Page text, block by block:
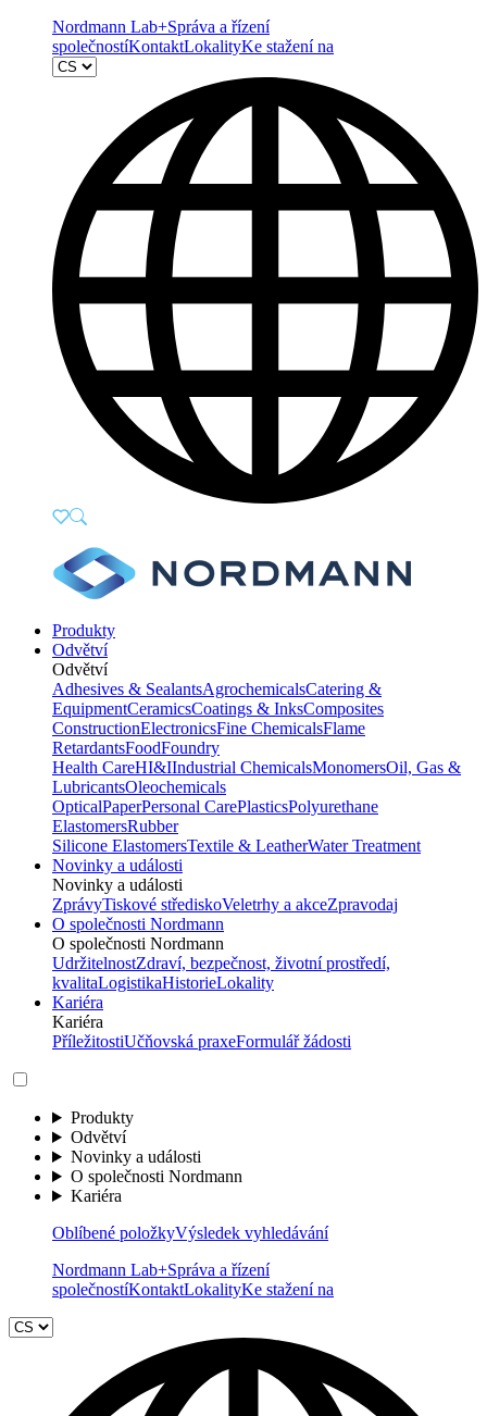
Nordmann Lab+Správa a řízení
společnostíKontaktLokalityKe stažení na
Produkty
Odvětví
Odvětví
Adhesives & SealantsAgrochemicalsCatering &
EquipmentCeramicsCoatings & InksComposites
ConstructionElectronicsFine ChemicalsFlame
RetardantsFoodFoundry
Health CareHI&IIndustrial ChemicalsMonomersOil, Gas &
LubricantsOleochemicals
OpticalPaperPersonal CarePlasticsPolyurethane
ElastomersRubber
Silicone ElastomersTextile & LeatherWater Treatment
Novinky a události
Novinky a události
ZprávyTiskové střediskoVeletrhy a akceZpravodaj
O společnosti Nordmann
O společnosti Nordmann
UdržitelnostZdraví, bezpečnost, životní prostředí,
kvalitaLogistikaHistorieLokality
Kariéra
Kariéra
PříležitostiUčňovská praxeFormulář žádosti
Produkty
Odvětví
Novinky a události
O společnosti Nordmann
Kariéra
Oblíbené položkyVýsledek vyhledávání
Nordmann Lab+Správa a řízení
společnostíKontaktLokalityKe stažení na